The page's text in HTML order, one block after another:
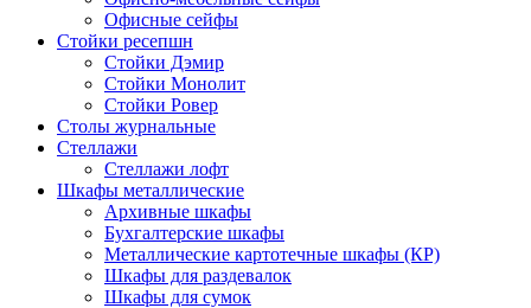
Офисные сейфы
Стойки ресепшн
Стойки Дэмир
Стойки Монолит
Стойки Ровер
Столы журнальные
Стеллажи
Стеллажи лофт
Шкафы металлические
Архивные шкафы
Бухгалтерские шкафы
Металлические картотечные шкафы (КР)
Шкафы для раздевалок
Шкафы для сумок